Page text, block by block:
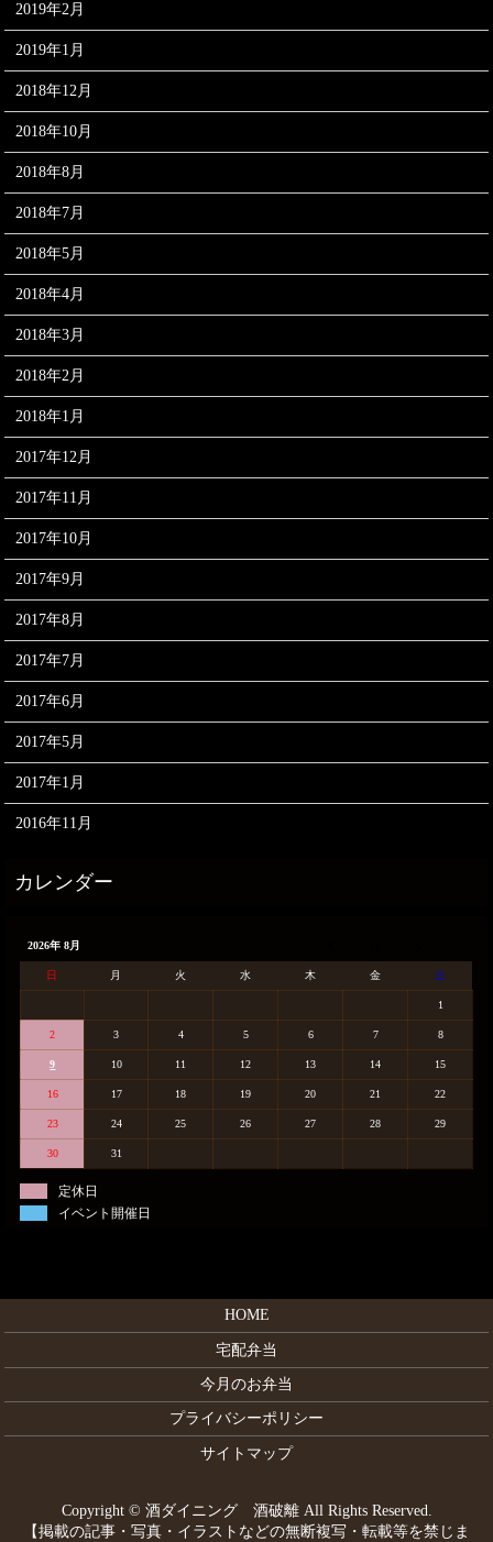
2019年2月
2019年1月
2018年12月
2018年10月
2018年8月
2018年7月
2018年5月
2018年4月
2018年3月
2018年2月
2018年1月
2017年12月
2017年11月
2017年10月
2017年9月
2017年8月
2017年7月
2017年6月
2017年5月
2017年1月
2016年11月
2026年 8月
日 月 火 水 木 金 土
1
2 3 4 5 6 7 8
9 10 11 12 13 14 15
16 17 18 19 20 21 22
23 24 25 26 27 28 29
30 31
定休日
イベント開催日
HOME
宅配弁当
今月のお弁当
プライバシーポリシー
サイトマップ
Copyright © 酒ダイニング 酒破離 All Rights Reserved.
【掲載の記事・写真・イラストなどの無断複写・転載等を禁じま